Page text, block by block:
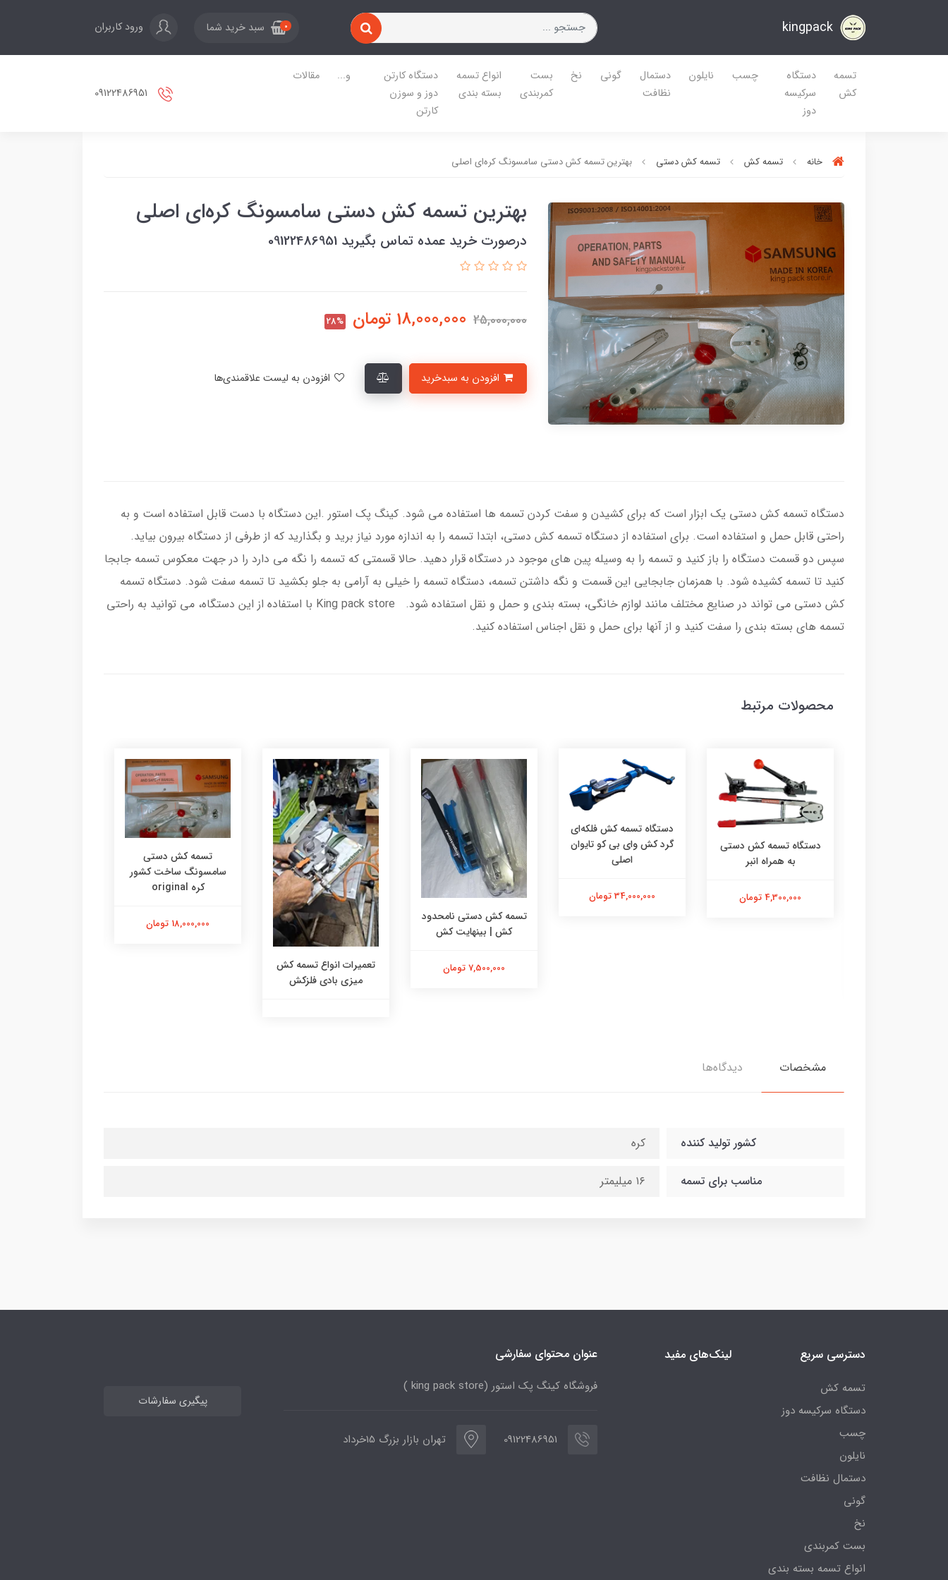
kingpack
0 سبد خرید شما ورود کاربران
تسمه
کش
دستگاه
سرکیسه
دوز
چسب نایلون
دستمال
نظافت
گونی نخ
بست
کمربندی
انواع تسمه
بسته بندی
دستگاه کارتن
دوز و سوزن
کارتن
و...
مقالات
خانه تسمه کش تسمه کش دستی بهترین تسمه کش دستی سامسونگ کره‌ای اصلی
بهترین تسمه کش دستی سامسونگ کره‌ای اصلی
درصورت خرید عمده تماس بگیرید 09122486951
25,000,000
18,000,000 تومان 28%
​​​​دستگاه تسمه کش دستی یک ابزار است که برای کشیدن و سفت کردن تسمه ها استفاده می شود. کینگ پک استور .این دستگاه با دست قابل استفاده است و به
راحتی قابل حمل و استفاده است. برای استفاده از دستگاه تسمه کش دستی، ابتدا تسمه را به اندازه مورد نیاز برید و بگذارید که از طرفی از دستگاه بیرون بیاید.
سپس دو قسمت دستگاه را باز کنید و تسمه را به وسیله پین های موجود در دستگاه قرار دهید. حالا قسمتی که تسمه را نگه می دارد را در جهت معکوس تسمه جابجا
کنید تا تسمه کشیده شود. با همزمان جابجایی این قسمت و نگه داشتن تسمه، دستگاه تسمه را خیلی به آرامی به جلو بکشید تا تسمه سفت شود. دستگاه تسمه
کش دستی می تواند در صنایع مختلف مانند لوازم خانگی، بسته بندی و حمل و نقل استفاده شود. King pack store با استفاده از این دستگاه، می توانید به راحتی
تسمه های بسته بندی را سفت کنید و از آنها برای حمل و نقل اجناس استفاده کنید.
محصولات مرتبط
دستگاه تسمه کش دستی
به همراه انبر
4,300,000 تومان
دستگاه تسمه کش فلکه‌ای
گرد کش وای بی کو تایوان
اصلی
34,000,000 تومان
تسمه کش دستی نامحدود
کش | بینهایت کش
7,500,000 تومان
تعمیرات انواع تسمه کش
میزی بادی فلزکش
تسمه کش دستی
سامسونگ ساخت کشور
کره original
18,000,000 تومان
مشخصات دیدگاه‌ها
کشور تولید کننده کره
مناسب برای تسمه ۱۶ میلیمتر
دسترسی سریع
تسمه کش
دستگاه سرکیسه دوز
چسب
نایلون
دستمال نظافت
گونی
نخ
بست کمربندی
انواع تسمه بسته بندی
لینک‌های مفید عنوان محتوای سفارشی
فروشگاه کینگ پک استور (king pack store )
09122486951 تهران بازار بزرگ 15خرداد
پیگیری سفارشات